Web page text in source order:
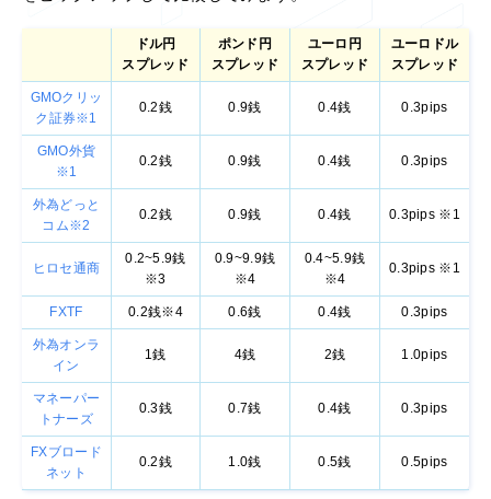
ドル円
スプレッド
ポンド円
スプレッド
ユーロ円
スプレッド
ユーロドル
スプレッド
GMOクリッ
ク証券※1
0.2銭 0.9銭 0.4銭 0.3pips
GMO外貨
※1
0.2銭 0.9銭 0.4銭 0.3pips
外為どっと
コム※2
0.2銭 0.9銭 0.4銭 0.3pips ※1
ヒロセ通商
0.2~5.9銭
※3
0.9~9.9銭
※4
0.4~5.9銭
※4
0.3pips ※1
FXTF 0.2銭※4 0.6銭 0.4銭 0.3pips
外為オンラ
イン
1銭 4銭 2銭 1.0pips
マネーパー
トナーズ
0.3銭 0.7銭 0.4銭 0.3pips
FXブロード
ネット
0.2銭 1.0銭 0.5銭 0.5pips